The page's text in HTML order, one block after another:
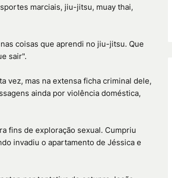
marciais, jiu-jitsu, muay thai,
coisas que aprendi no jiu-jitsu. Que
sair".
vez, mas na extensa ficha criminal dele,
ainda por violência doméstica,
fins de exploração sexual. Cumpriu
invadiu o apartamento de Jéssica e